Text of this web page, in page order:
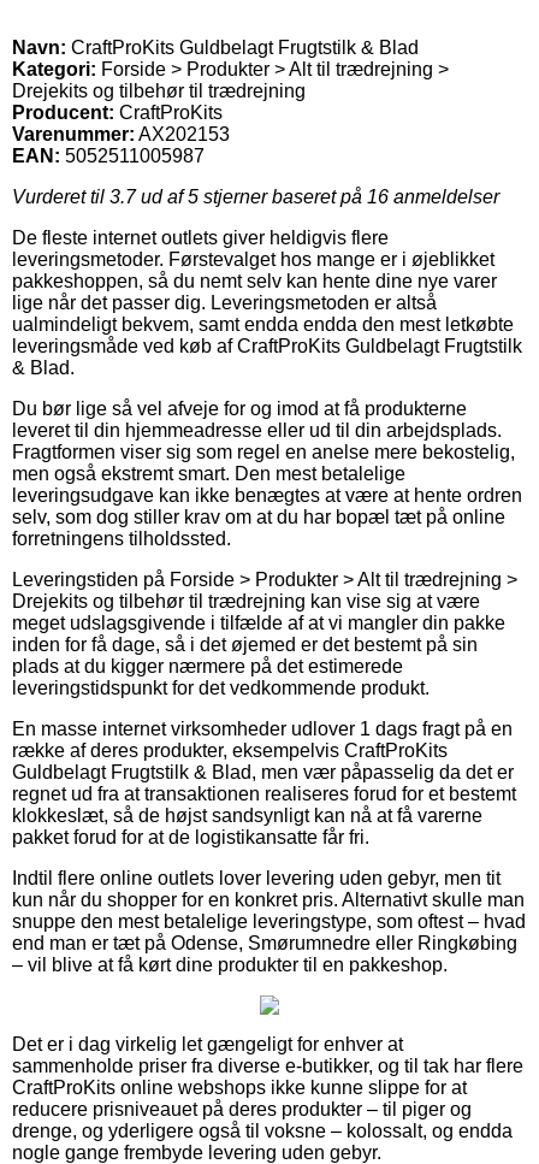
Navn: CraftProKits Guldbelagt Frugtstilk & Blad
Kategori: Forside > Produkter > Alt til trædrejning >
Drejekits og tilbehør til trædrejning
Producent: CraftProKits
Varenummer: AX202153
EAN: 5052511005987
Vurderet til 3.7ud af 5 stjerner baseret på 16 anmeldelser
De fleste internet outlets giver heldigvis flere
leveringsmetoder. Førstevalget hos mange er i øjeblikket
pakkeshoppen, så du nemt selv kan hente dine nye varer
lige når det passer dig. Leveringsmetoden er altså
ualmindeligt bekvem, samt endda endda den mest letkøbte
leveringsmåde ved køb af CraftProKits Guldbelagt Frugtstilk
& Blad.
Du bør lige så vel afveje for og imod at få produkterne
leveret til din hjemmeadresse eller ud til din arbejdsplads.
Fragtformen viser sig som regel en anelse mere bekostelig,
men også ekstremt smart. Den mest betalelige
leveringsudgave kan ikke benægtes at være at hente ordren
selv, som dog stiller krav om at du har bopæl tæt på online
forretningens tilholdssted.
Leveringstiden på Forside > Produkter > Alt til trædrejning >
Drejekits og tilbehør til trædrejning kan vise sig at være
meget udslagsgivende i tilfælde af at vi mangler din pakke
inden for få dage, så i det øjemed er det bestemt på sin
plads at du kigger nærmere på det estimerede
leveringstidspunkt for det vedkommende produkt.
En masse internet virksomheder udlover 1 dags fragt på en
række af deres produkter, eksempelvis CraftProKits
Guldbelagt Frugtstilk & Blad, men vær påpasselig da det er
regnet ud fra at transaktionen realiseres forud for et bestemt
klokkeslæt, så de højst sandsynligt kan nå at få varerne
pakket forud for at de logistikansatte får fri.
Indtil flere online outlets lover levering uden gebyr, men tit
kun når du shopper for en konkret pris. Alternativt skulle man
snuppe den mest betalelige leveringstype, som oftest – hvad
end man er tæt på Odense, Smørumnedre eller Ringkøbing
– vil blive at få kørt dine produkter til en pakkeshop.
Det er i dag virkelig let gængeligt for enhver at
sammenholde priser fra diverse e-butikker, og til tak har flere
CraftProKits online webshops ikke kunne slippe for at
reducere prisniveauet på deres produkter – til piger og
drenge, og yderligere også til voksne – kolossalt, og endda
nogle gange frembyde levering uden gebyr.